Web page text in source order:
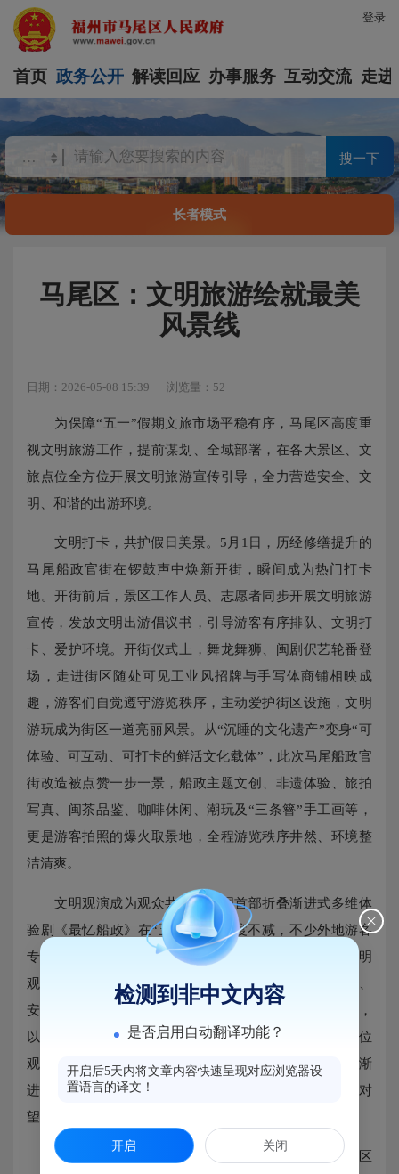
登录
首页 政务公开 解读回应 办事服务 互动交流 走进
搜一下
长者模式
马尾区：文明旅游绘就最美
风景线
日期：2026-05-08 15:39 浏览量：52
为保障“五一”假期文旅市场平稳有序，马尾区高度重
视文明旅游工作，提前谋划、全域部署，在各大景区、文
旅点位全方位开展文明旅游宣传引导，全力营造安全、文
明、和谐的出游环境。
文明打卡，共护假日美景。5月1日，历经修缮提升的
马尾船政官街在锣鼓声中焕新开街，瞬间成为热门打卡
地。开街前后，景区工作人员、志愿者同步开展文明旅游
宣传，发放文明出游倡议书，引导游客有序排队、文明打
卡、爱护环境。开街仪式上，舞龙舞狮、闽剧伬艺轮番登
场，走进街区随处可见工业风招牌与手写体商铺相映成
趣，游客们自觉遵守游览秩序，主动爱护街区设施，文明
游玩成为街区一道亮丽风景。从“沉睡的文化遗产”变身“可
体验、可互动、可打卡的鲜活文化载体”，此次马尾船政官
街改造被点赞一步一景，船政主题文创、非遗体验、旅拍
写真、闽茶品鉴、咖啡休闲、潮玩及“三条簪”手工画等，
更是游客拍照的爆火取景地，全程游览秩序井然、环境整
洁清爽。
文明观演成为观众共识。全国首部折叠渐进式多维体
验剧《最忆船政》在“五一”期间热度不减，不少外地游客
专程从上海、浙江赶来观看。演出场馆内，景区设置文明
观演提示牌，志愿者全程引导游客有序入场、对号入座、
安静观演，大家自觉遵守场馆规定，主动维护观演秩序，
以文明举止感受百年船政文化魅力。16场演出，近5000位
观众，走进这座70年代马尾造船厂的机修车间，在折叠渐
进的光影与机械声中，完成了一次与百年船政的隔空对
望，文明有序的观演氛围也让游客体验感大幅提升。
文明夜游点亮假日夜空。夜幕降临，船政文化景区
检测到非中文内容
是否启用自动翻译功能？
开启后5天内将文章内容快速呈现对应浏览器设
置语言的译文！
开启 关闭